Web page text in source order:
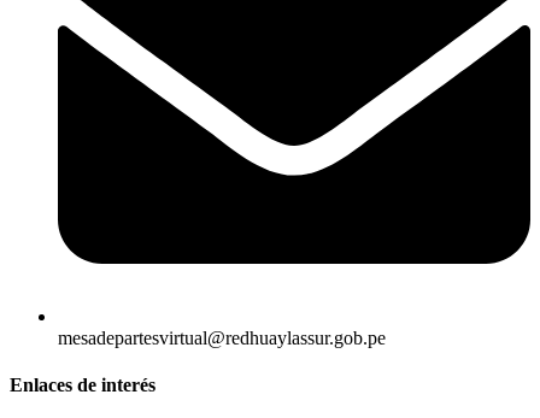
mesadepartesvirtual@redhuaylassur.gob.pe
Enlaces de interés